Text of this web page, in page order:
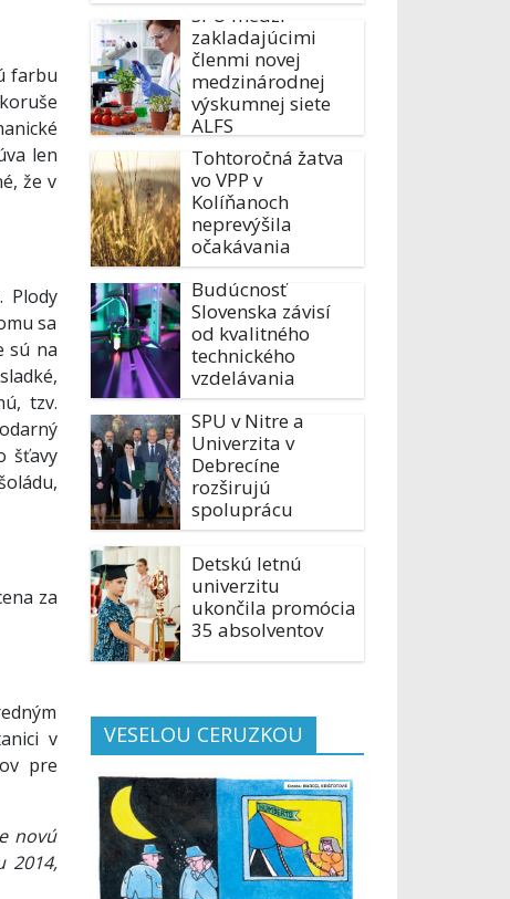
farbu
len
že v
Plody
sa
sú na
tzv.
šťavy
za
v
pre
novú
2014,
SPU medzi
zakladajúcimi
členmi novej
medzinárodnej
výskumnej siete
ALFS
Tohtoročná žatva
vo VPP v
Kolíňanoch
neprevýšila
očakávania
Budúcnosť
Slovenska závisí
od kvalitného
technického
vzdelávania
SPU v Nitre a
Univerzita v
Debrecíne
rozširujú
spoluprácu
Detskú letnú
univerzitu
ukončila promócia
35 absolventov
VESELOU CERUZKOU